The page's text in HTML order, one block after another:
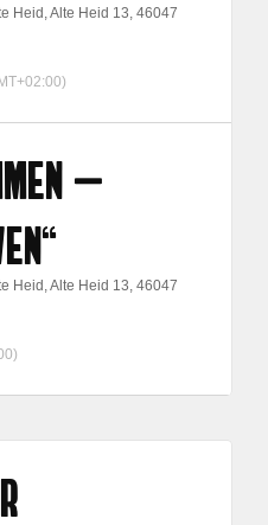
Heid , Alte Heid 13, 46047
–
Heid , Alte Heid 13, 46047